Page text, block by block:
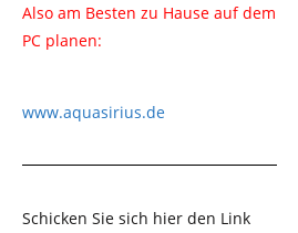
Also am Besten zu Hause auf dem
PC planen:
www.aquasirius.de
Schicken Sie sich hier den Link